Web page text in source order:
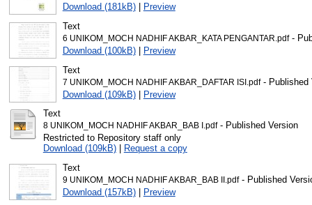
Download (181kB)|
Preview
Text
6 UNIKOM_MOCH NADHIF AKBAR_KATA PENGANTAR.pdf-
Download (100kB)|
Preview
Text
7 UNIKOM_MOCH NADHIF AKBAR_DAFTAR ISI.pdf- Published
Download (109kB)| Preview
Text
8 UNIKOM_MOCH NADHIF AKBAR_BAB I.pdf- Published Version
Restricted to Repository staff only
Download (109kB)|
Request a copy
Text
9 UNIKOM_MOCH NADHIF AKBAR_BAB II.pdf- Published
Download (157kB)|
Preview